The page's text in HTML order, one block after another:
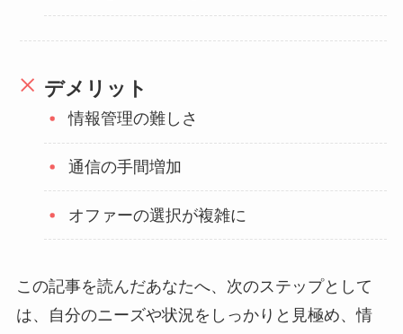
デメリット
情報管理の難しさ
通信の手間増加
オファーの選択が複雑に
この記事を読んだあなたへ、次のステップとして
は、自分のニーズや状況をしっかりと見極め、情